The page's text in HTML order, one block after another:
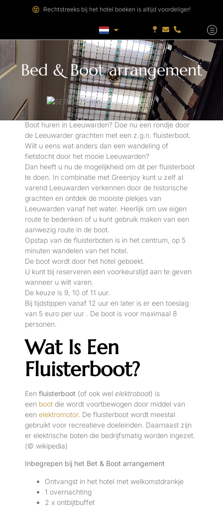
Rechtstreeks bij het hotel boeken is altijd voordeliger!
Bed & Boot arrangement
Boot huren in Leeuwarden? Doe nu een rondje door
de Leeuwarder grachten met een z.g.n. fluisterboot.
Wilt u eens wat anders dan een wandeling of
fietstocht door het mooie Leeuwarden?
Dan heeft u nu de mogelijkheid om dit per fluisterboot
te doen. In combinatie met Greenjoy kunt u zelf al
varend Leeuwarden verkennen door de historische
grachten en ontdek de mooiste plekjes van
Leeuwarden vanaf het water. Heerlijk om uw eigen
route te bedenken of u kunt gebruik maken van een
aanwezig route in de boot.
Opstap van de fluisterboten is in het centrum, op 5
minuten wandelen van het hotel.
De boot wordt door het hotel geboekt.
U kunt bij reserveren een voorkeurstijd aan te geven
wanneer u wilt varen.
De keuze is 9, 10 of 11 uur.
Bij tijdstippen vanaf 12 uur en later is er een toeslag
van 5 euro per uur . De boot is voor maximaal 8
personen.
Wat Is Een
Fluisterboot?
Een fluisterboot (of ook wel elektroboot) is
een boot die wordt voortbewogen door middel van
een elektromotor. De fluisterboot wordt meestal
gebruikt voor recreatieve doeleinden. Daarnaast zijn
er elektrische boten die bedrijfsmatig worden ingezet.
(© wikipedia)
Inbegrepen bij het Bet & Boot arrangement
Ontvangst in het hotel met welkomstdrankje
1 overnachting
2 x ontbijtbuffet